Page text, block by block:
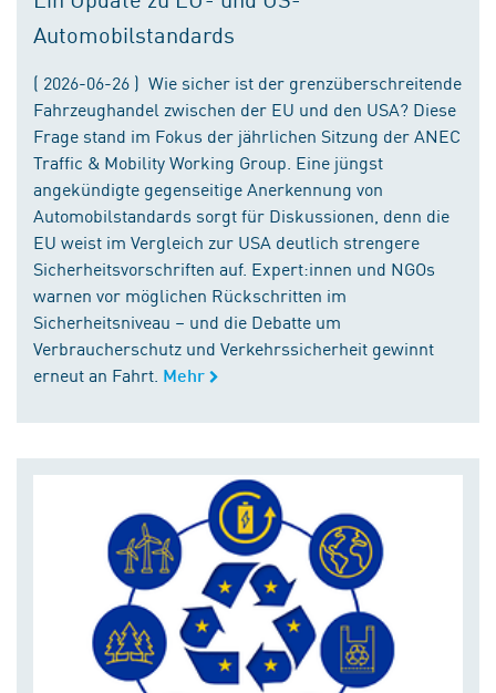
Automobilstandards
( 2026-06-26 ) Wie sicher ist der grenzüberschreitende
Fahrzeughandel zwischen der EU und den USA? Diese
Frage stand im Fokus der jährlichen Sitzung der ANEC
Traffic & Mobility Working Group. Eine jüngst
angekündigte gegenseitige Anerkennung von
Automobilstandards sorgt für Diskussionen, denn die
EU weist im Vergleich zur USA deutlich strengere
Sicherheitsvorschriften auf. Expert:innen und NGOs
warnen vor möglichen Rückschritten im
Sicherheitsniveau – und die Debatte um
Verbraucherschutz und Verkehrssicherheit gewinnt
erneut an Fahrt. Mehr